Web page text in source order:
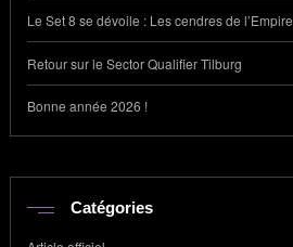
Le Set 8 se dévoile : Les cendres de l’Empire
Retour sur le Sector Qualifier Tilburg
Bonne année 2026 !
Catégories